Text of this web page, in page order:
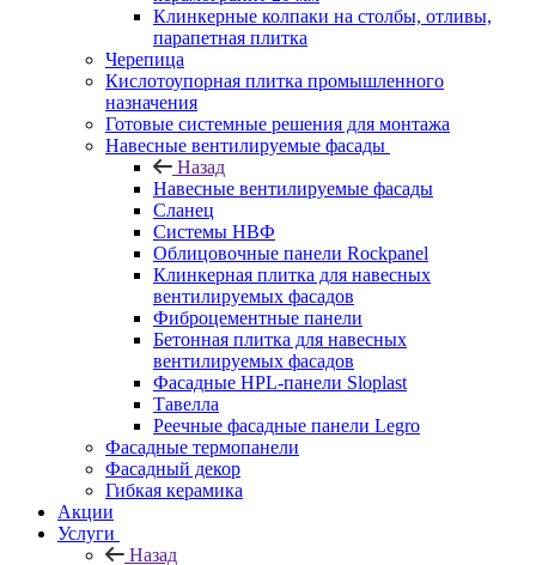
Клинкерные колпаки на столбы, отливы,
парапетная плитка
Черепица
Кислотоупорная плитка промышленного
назначения
Готовые системные решения для монтажа
Навесные вентилируемые фасады
Назад
Навесные вентилируемые фасады
Сланец
Системы НВФ
Облицовочные панели Rockpanel
Клинкерная плитка для навесных
вентилируемых фасадов
Фиброцементные панели
Бетонная плитка для навесных
вентилируемых фасадов
Фасадные HPL-панели Sloplast
Тавелла
Реечные фасадные панели Legro
Фасадные термопанели
Фасадный декор
Гибкая керамика
Акции
Услуги
Назад